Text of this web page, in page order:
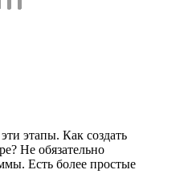
этапы. Как создать
Не обязательно
Есть более простые